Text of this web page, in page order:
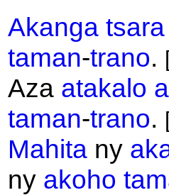
Akanga tsara
taman-trano.
Aza atakalo
taman-trano.
Mahitany
ny akoho